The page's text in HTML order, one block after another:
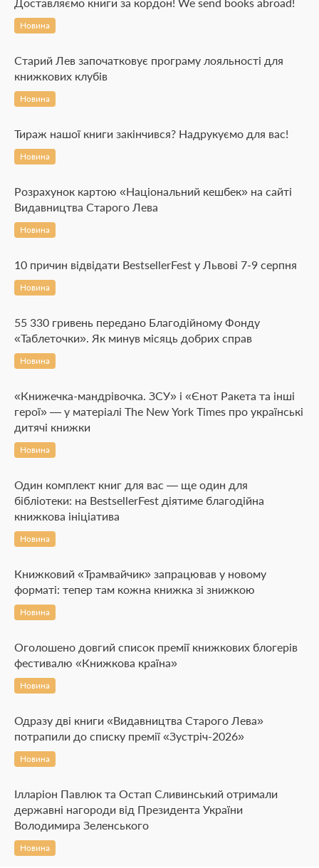
Новина
Старий Лев започатковує програму лояльності для
книжкових клубів
Новина
Тираж нашої книги закінчився? Надрукуємо для вас!
Новина
Розрахунок картою «Національний кешбек» на сайті
Видавництва Старого Лева
Новина
10 причин відвідати BestsellerFest у Львові 7-9 серпня
Новина
55 330 гривень передано Благодійному Фонду
«Таблеточки». Як минув місяць добрих справ
Новина
«Книжечка-мандрівочка. ЗСУ» і «Єнот Ракета та інші
герої» — у матеріалі The New York Times про українські
дитячі книжки
Новина
Один комплект книг для вас — ще один для
бібліотеки: на BestsellerFest діятиме благодійна
книжкова ініціатива
Новина
Книжковий «Трамвайчик» запрацював у новому
форматі: тепер там кожна книжка зі знижкою
Новина
Оголошено довгий список премії книжкових блогерів
фестивалю «Книжкова країна»
Новина
Одразу дві книги «Видавництва Старого Лева»
потрапили до списку премії «Зустріч-2026»
Новина
Ілларіон Павлюк та Остап Сливинський отримали
державні нагороди від Президента України
Володимира Зеленського
Новина